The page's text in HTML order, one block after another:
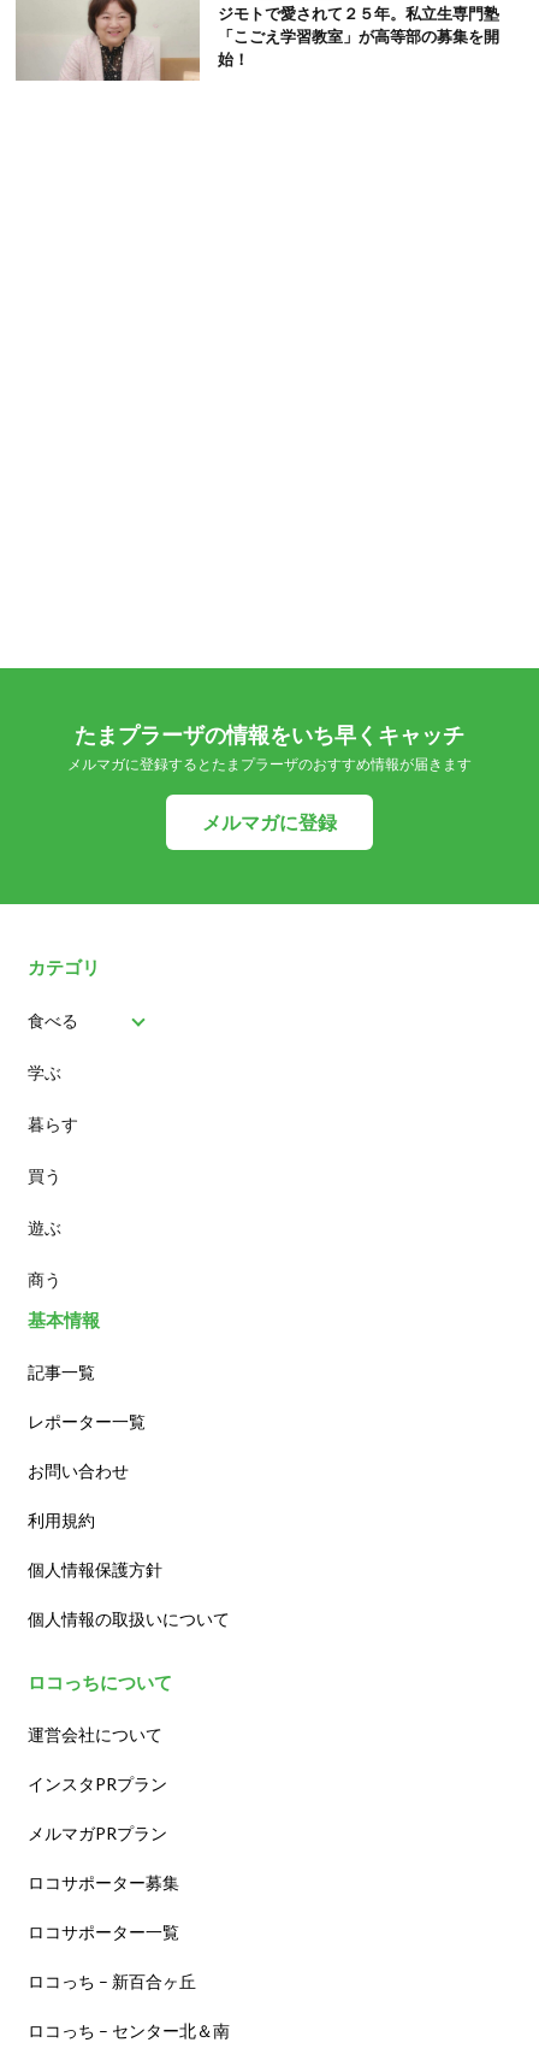
ジモトで愛されて２５年。私立生専門塾
「こごえ学習教室」が高等部の募集を開
始！
たまプラーザの情報をいち早くキャッチ
メルマガに登録するとたまプラーザのおすすめ情報が届きます
メルマガに登録
カテゴリ
食べる
パン
スイーツ
ランチ
カフェ
学ぶ
暮らす
買う
遊ぶ
商う
基本情報
記事一覧
レポーター一覧
お問い合わせ
利用規約
個人情報保護方針
個人情報の取扱いについて
ロコっちについて
運営会社について
インスタPRプラン
メルマガPRプラン
ロコサポーター募集
ロコサポーター一覧
ロコっち – 新百合ヶ丘
ロコっち – センター北＆南